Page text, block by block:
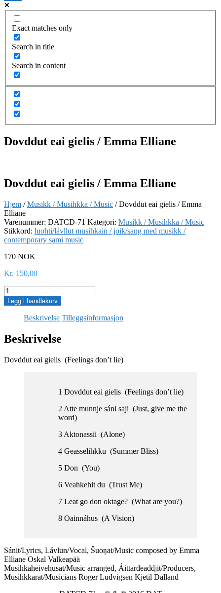
Exact matches only
Search in title
Search in content
Dovddut eai gielis / Emma Elliane
Dovddut eai gielis / Emma Elliane
Hjem /Musikk / Musihkka / Music / Dovddut eai gielis / Emma
Elliane
Varenummer: DATCD-71 Kategori: Musikk / Musihkka / Music
Stikkord: luohti/lávllut musihkain / joik/sang med musikk /
contemporary sami music
170 NOK
Kr 150,00
Dovddut
eai
gielis
Elliane
antall
Legg i handlekurv
Beskrivelse Tilleggsinformasjon
Beskrivelse
Dovddut eai gielis (Feelings don’t lie)
1 Dovddut eai gielis (Feelings don’t lie)
2 Atte munnje sáni saji (Just, give me the
word)
3 Aktonassii (Alone)
4 Geasselihkku (Summer Bliss)
5 Don (You)
6 Veahkehit du (Trust Me)
7 Leat go don oktage? (What are you?)
8 Oainnáhus (A Vision)
Sánit/Lyrics, Lávlun/Vocal, Šuoŋat/Music composed by Emma
Elliane Oskal Valkeapää
Musihkaheivehusat/Music arranged, Áittardeaddjit/Producers,
Musihkkarat/Musicians Roger Ludvigsen Kjetil Dalland